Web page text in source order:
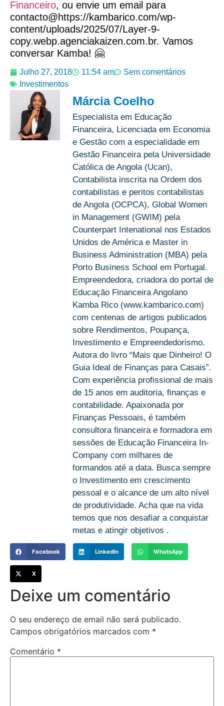
Financeiro, ou envie um email para
contacto@https://kambarico.com/wp-
content/uploads/2025/07/Layer-9-
copy.webp.agenciakaizen.com.br. Vamos
conversar Kamba! 🤗
Julho 27, 2018 11:54 am
Sem comentários
Investimentos
Márcia Coelho
Especialista em Educação
Financeira, Licenciada em Economia
e Gestão com a especialidade em
Gestão Financeira pela Universidade
Católica de Angola (Ucan),
Contabilista inscrita na Ordem dos
contabilistas e peritos contabilistas
de Angola (OCPCA), Global Women
in Management (GWIM) pela
Counterpart Intenational nos Estados
Unidos de América e Master in
Business Administration (MBA) pela
Porto Business School em Portugal.
Empreendedora, criadora do portal de
Educação Financeira Angolano
Kamba Rico (www.kambarico.com)
com centenas de artigos publicados
sobre Rendimentos, Poupança,
Investimento e Empreendedorismo.
Autora do livro “Mais que Dinheiro! O
Guia Ideal de Finanças para Casais”.
Com experiência profissional de mais
de 15 anos em auditoria, finanças e
contabilidade. Apaixonada por
Finanças Pessoais, é também
consultora financeira e formadora em
sessões de Educação Financeira In-
Company com milhares de
formandos até a data. Busca sempre
o Investimento em crescimento
pessoal e o alcance de um alto nível
de produtividade. Acha que na vida
temos que nos desafiar a conquistar
metas e atingir objetivos .
Facebook LinkedIn WhatsApp
X
Deixe um comentário
O seu endereço de email não será publicado.
Campos obrigatórios marcados com *
Comentário *